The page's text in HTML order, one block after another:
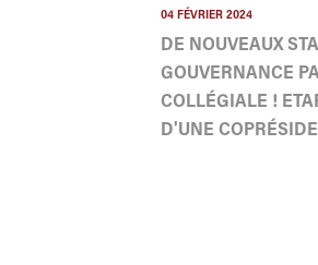
04 FÉVRIER 2024
DE NOUVEAUX
GOUVERNANCE
COLLÉGIALE !
D'UNE